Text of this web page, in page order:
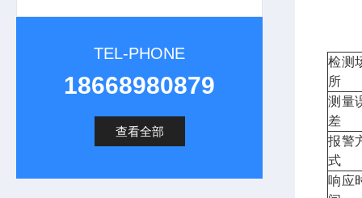
TEL-PHONE
18668980879
查看全部
检测
所
测量
差
报警
式
响应